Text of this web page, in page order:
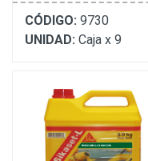
CÓDIGO: 9730
UNIDAD: Caja x 9